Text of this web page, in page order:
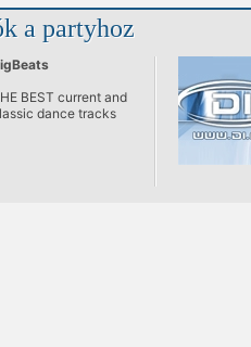
a house
és a garantáltan
hangulat jegyében!
a partyhoz
BEST current and
dance tracks